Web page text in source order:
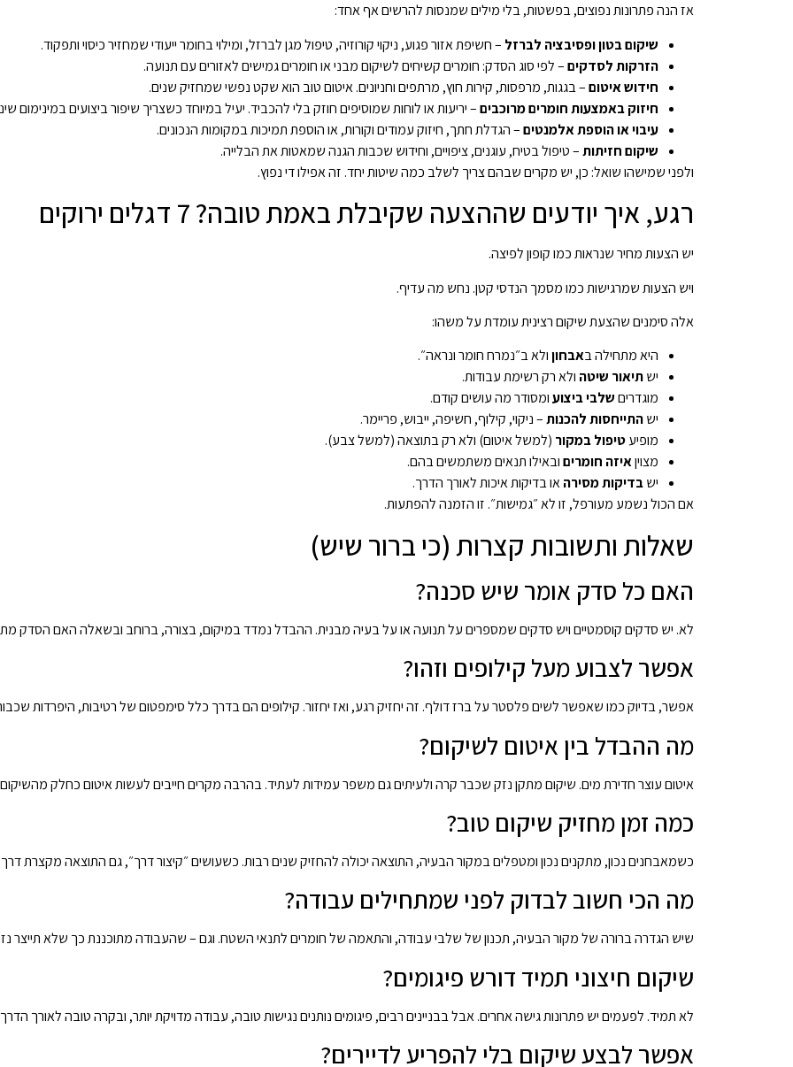
אז הנה פתרונות נפוצים, בפשטות, בלי מילים שמנסות להרשים אף אחד:
שיקום בטון ופסיבציה לברזל – חשיפת אזור פגוע, ניקוי קורוזיה, טיפול מגן לברזל, ומילוי בחומר ייעודי שמחזיר כיסוי ותפקוד.
הזרקות לסדקים– לפי סוג הסדק: חומרים קשיחים לשיקום מבני או חומרים גמישים לאזורים עם תנועה.
חידוש איטום– בגגות, מרפסות, קירות חוץ, מרתפים וחניונים. איטום טוב הוא שקט נפשי שמחזיק שנים.
חיזוק באמצעות חומרים מרוכבים– יריעות או לוחות שמוסיפים חוזק בלי להכביד. יעיל במיוחד כשצריך שיפור ביצועים במינימום
עיבוי או הוספת אלמנטים– הגדלת חתך, חיזוק עמודים וקורות, או הוספת תמיכות במקומות הנכונים.
שיקום חזיתות– טיפול בטיח, עוגנים, ציפויים, וחידוש שכבות הגנה שמאטות את הבלייה.
ולפני שמישהו שואל: כן, יש מקרים שבהם צריך לשלב כמה שיטות יחד. זה אפילו די נפוץ.
רגע, איך יודעים שההצעה שקיבלת באמת טובה? 7 דגלים ירוקים
יש הצעות מחיר שנראות כמו קופון לפיצה.
ויש הצעות שמרגישות כמו מסמך הנדסי קטן. נחש מה עדיף.
אלה סימנים שהצעת שיקום רצינית עומדת על משהו:
היא מתחילה באבחוןולא ב״נמרח חומר ונראה״.
ישתיאור שיטה ולא רק רשימת עבודות.
מוגדריםשלבי ביצועומסודר מה עושים קודם.
ישהתייחסות להכנות– ניקוי, קילוף, חשיפה, ייבוש, פריימר.
מופיעטיפול במקור (למשל איטום) ולא רק בתוצאה (למשל צבע).
מצויןאיזה חומריםובאילו תנאים משתמשים בהם.
ישבדיקות מסירהאו בדיקות איכות לאורך הדרך.
אם הכול נשמע מעורפל, זו לא ״גמישות״. זו הזמנה להפתעות.
שאלות ותשובות קצרות (כי ברור שיש)
האם כל סדק אומר שיש סכנה?
לא. יש סדקים קוסמטיים ויש סדקים שמספרים על תנועה או על בעיה מבנית. ההבדל נמדד במיקום, בצורה, ברוחב ובשאלה האם הסדק
אפשר לצבוע מעל קילופים וזהו?
אפשר, בדיוק כמו שאפשר לשים פלסטר על ברז דולף. זה יחזיק רגע, ואז יחזור. קילופים הם בדרך כלל סימפטום של רטיבות, היפרדות
מה ההבדל בין איטום לשיקום?
איטום עוצר חדירת מים. שיקום מתקן נזק שכבר קרה ולעיתים גם משפר עמידות לעתיד. בהרבה מקרים חייבים לעשות איטום כחלק
כמה זמן מחזיק שיקום טוב?
כשמאבחנים נכון, מתקנים נכון ומטפלים במקור הבעיה, התוצאה יכולה להחזיק שנים רבות. כשעושים ״קיצור דרך״, גם התוצאה מקצרת
מה הכי חשוב לבדוק לפני שמתחילים עבודה?
שיש הגדרה ברורה של מקור הבעיה, תכנון של שלבי עבודה, והתאמה של חומרים לתנאי השטח. וגם – שהעבודה מתוכננת כך שלא תייצר
שיקום חיצוני תמיד דורש פיגומים?
לא תמיד. לפעמים יש פתרונות גישה אחרים. אבל בבניינים רבים, פיגומים נותנים נגישות טובה, עבודה מדויקת יותר, ובקרה טובה לאורך
אפשר לבצע שיקום בלי להפריע לדיירים?